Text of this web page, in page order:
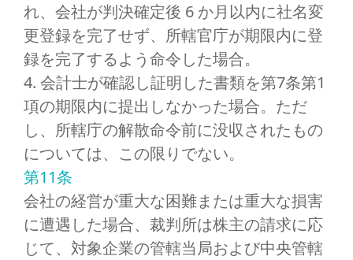
れ、会社が判決確定後 6 か月以内に社名変
更登録を完了せず、所轄官庁が期限内に登
録を完了するよう命令した場合。
4. 会計士が確認し証明した書類を第7条第1
項の期限内に提出しなかった場合。ただ
し、所轄庁の解散命令前に没収されたもの
については、この限りでない。
第11条
会社の経営が重大な困難または重大な損害
に遭遇した場合、裁判所は株主の請求に応
じて、対象企業の管轄当局および中央管轄